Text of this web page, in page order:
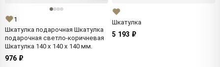
1
Шкатулка подарочная Шкатулка
подарочная светло-коричневая
Шкатулка 140 x 140 x 140 мм.
976 ₽
Шкатулка
5 193 ₽